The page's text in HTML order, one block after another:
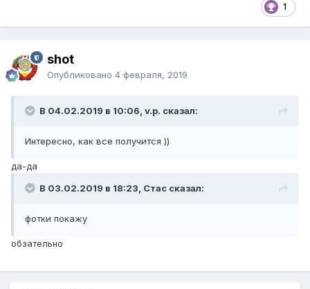
1
shot
Опубликовано 4 февраля, 2019
В 04.02.2019 в 10:06, v.p. сказал:
Интересно, как все получится ))
да-да
В 03.02.2019 в 18:23, Стас сказал:
фотки покажу
обзательно